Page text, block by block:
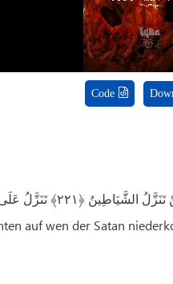
Code
auf wen der Satan